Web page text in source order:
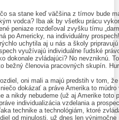
sa stane keď väčšina z tímov bude
vodca? Iba ak by všetku prácu
peniaze rozdeľoval zvyšku tímu
po Americky, na individuálny prospech!
uchytila aj u nás a školy
využívajú individuálne ľudské
dokonale zvládajúci? No nevzniknú.
bežný členovia pracovných skupín.
oni mali a majú predstih v tom,
dokázať a práve Amerika to
a nikdy nebudeme (už aj Amerike toto
individualizácia vzdelania a
technike a technológiám, ktoré
od minulosti, už dnes len